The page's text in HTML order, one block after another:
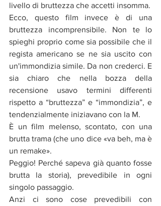
livello di bruttezza che accetti insomma.
Ecco, questo film invece è di una
bruttezza incomprensibile. Non te lo
spieghi proprio come sia possibile che il
regista americano se ne sia uscito con
un'immondizia simile. Da non crederci. E
sia chiaro che nella bozza della
recensione usavo termini differenti
rispetto a “bruttezza” e “immondizia”, e
tendenzialmente iniziavano con la M.
È un film melenso, scontato, con una
brutta trama (che uno dice «va beh, ma è
un remake».
Peggio! Perché sapeva già quanto fosse
brutta la storia), prevedibile in ogni
singolo passaggio.
Anzi ci sono cose prevedibili con